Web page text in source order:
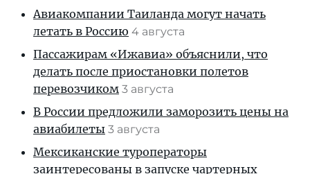
Авиакомпании Таиланда могут начать
летать в Россию 4 августа
Пассажирам «Ижавиа» объяснили, что
делать после приостановки полетов
перевозчиком 3 августа
В России предложили заморозить цены на
авиабилеты 3 августа
Мексиканские туроператоры
заинтересованы в запуске чартерных